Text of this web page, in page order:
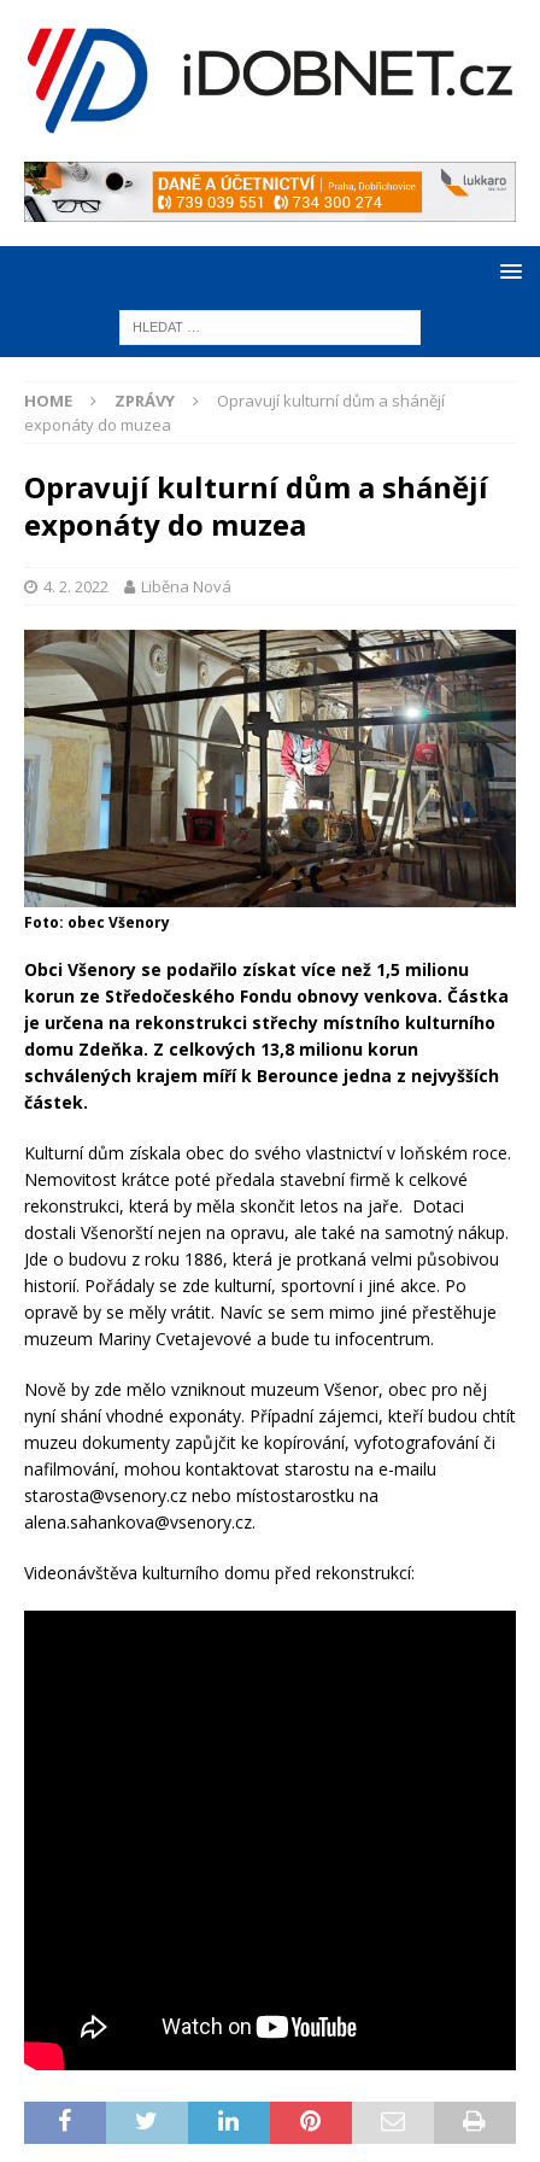
HOME ZPRÁVY
Opravují kulturní dům a shánějí
exponáty do muzea
Opravují kulturní dům a shánějí
exponáty do muzea
4. 2. 2022 Liběna Nová
Foto: obec Všenory
Obci Všenory se podařilo získat více než 1,5 milionu
korun ze Středočeského Fondu obnovy venkova. Částka
je určena na rekonstrukci střechy místního kulturního
domu Zdeňka. Z celkových 13,8 milionu korun
schválených krajem míří k Berounce jedna z nejvyšších
částek.
Kulturní dům získala obec do svého vlastnictví v loňském roce.
Nemovitost krátce poté předala stavební firmě k celkové
rekonstrukci, která by měla skončit letos na jaře. Dotaci
dostali Všenorští nejen na opravu, ale také na samotný nákup.
Jde o budovu z roku 1886, která je protkaná velmi působivou
historií. Pořádaly se zde kulturní, sportovní i jiné akce. Po
opravě by se měly vrátit. Navíc se sem mimo jiné přestěhuje
muzeum Mariny Cvetajevové a bude tu infocentrum.
Nově by zde mělo vzniknout muzeum Všenor, obec pro něj
nyní shání vhodné exponáty. Případní zájemci, kteří budou chtít
muzeu dokumenty zapůjčit ke kopírování, vyfotografování či
nafilmování, mohou kontaktovat starostu na e-mailu
starosta@vsenory.cz nebo místostarostku na
alena.sahankova@vsenory.cz.
Videonávštěva kulturního domu před rekonstrukcí: